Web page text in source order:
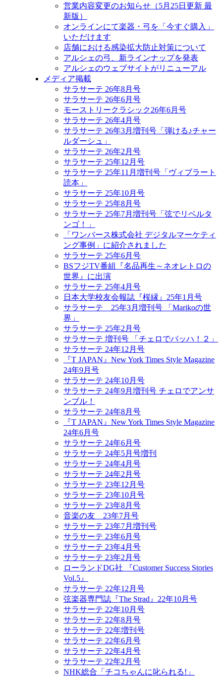
営業内容変更のお知らせ（5月25日更新 最
新版）
オンラインにて楽器・弓を「今すぐ購入」
いただけます
店舗における感染拡大防止対策について
アルシェの弓、新ラインナップを発表
アルシェのウェブサイトがリニューアル
メディア掲載
サラサーテ 26年8月号
サラサーテ 26年6月号
モーストリークラシック26年6月号
サラサーテ 26年4月号
サラサーテ 26年3月増刊号「弾ける♪チャー
ルダーシュ」
サラサーテ 26年2月号
サラサーテ 25年12月号
サラサーテ 25年11月増刊号「ヴィブラート
読本」
サラサーテ 25年10月号
サラサーテ 25年8月号
サラサーテ 25年7月増刊号「弦でリベルタ
ンゴ！」
「ワンバース株式会社 デジタルマーケティ
ング事例」に紹介されました
サラサーテ 25年6月号
BSフジTV番組『名品再生～ネオレトロの
世界』に出演
サラサーテ 25年4月号
日本大学校友会報誌『桜縁』25年1月号
サラサーテ 25年3月増刊号 「Marikoの世
界」
サラサーテ 25年2月号
サラサーテ 増刊号 「チェロでバッハ！２」
サラサーテ 24年12月号
『T JAPAN』New York Times Style Magazine
24年9月号
サラサーテ 24年10月号
サラサーテ 24年9月増刊号 チェロでアンサ
ンブル！
サラサーテ 24年8月号
『T JAPAN』New York Times Style Magazine
24年6月号
サラサーテ 24年6月号
サラサーテ 24年5月号増刊
サラサーテ 24年4月号
サラサーテ 24年2月号
サラサーテ 23年12月号
サラサーテ 23年10月号
サラサーテ 23年8月号
音楽の友 23年7月号
サラサーテ 23年7月増刊号
サラサーテ 23年6月号
サラサーテ 23年4月号
サラサーテ 23年2月号
ローランドDG社 『Customer Success Stories
Vol.5』
サラサーテ 22年12月号
弦楽器専門誌『The Strad』22年10月号
サラサーテ 22年10月号
サラサーテ 22年8月号
サラサーテ 22年増刊号
サラサーテ 22年6月号
サラサーテ 22年4月号
サラサーテ 22年2月号
NHK総合「チコちゃんに叱られる!」